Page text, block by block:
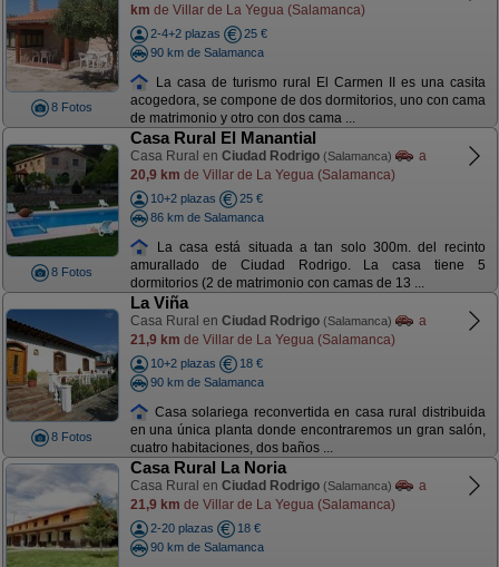
8 Fotos
km de Villar de La Yegua (Salamanca)
2-4+2 plazas
25 €
90 km de Salamanca
La casa de turismo rural El Carmen II es una casita
acogedora, se compone de dos dormitorios, uno con cama
de matrimonio y otro con dos cama ...
8 Fotos
Casa Rural El Manantial
Casa Rural en Ciudad Rodrigo (Salamanca)
a
20,9 km de Villar de La Yegua (Salamanca)
10+2 plazas
25 €
86 km de Salamanca
La casa está situada a tan solo 300m. del recinto
amurallado de Ciudad Rodrigo. La casa tiene 5
dormitorios (2 de matrimonio con camas de 13 ...
8 Fotos
La Viña
Casa Rural en Ciudad Rodrigo (Salamanca)
a
21,9 km de Villar de La Yegua (Salamanca)
10+2 plazas
18 €
90 km de Salamanca
Casa solariega reconvertida en casa rural distribuida
en una única planta donde encontraremos un gran salón,
cuatro habitaciones, dos baños ...
Casa Rural La Noria
Casa Rural en Ciudad Rodrigo (Salamanca)
a
21,9 km de Villar de La Yegua (Salamanca)
2-20 plazas
18 €
90 km de Salamanca